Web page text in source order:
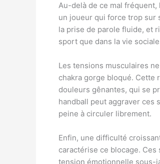
Au-delà de ce mal fréquent,
un joueur qui force trop sur
la prise de parole fluide, et
sport que dans la vie
Les tensions musculaires
chakra gorge bloqué. Cette
douleurs gênantes, qui se
handball peut aggraver ces
peine à circuler librement.
Enfin, une difficulté
caractérise ce blocage.
tension émotionnelle sous-